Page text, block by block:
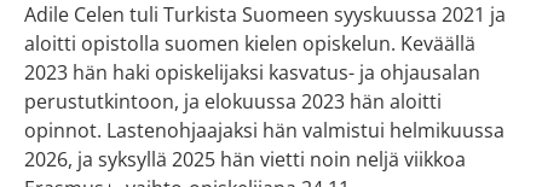
Adile Celen tuli Turkista Suomeen syyskuussa 2021 ja
aloitti opistolla suomen kielen opiskelun. Keväällä
2023 hän haki opiskelijaksi kasvatus- ja ohjausalan
perustutkintoon, ja elokuussa 2023 hän aloitti
opinnot. Lastenohjaajaksi hän valmistui helmikuussa
2026, ja syksyllä 2025 hän vietti noin neljä viikkoa